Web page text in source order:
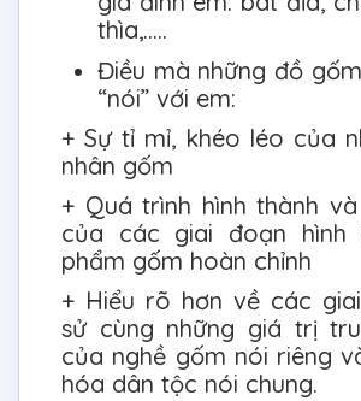
thìa,.....
Điều mà những đồ
“nói” với em:
+ Sự tỉ mỉ, khéo léo của
nhân gốm
+ Quá trình hình thành
của các giai đoạn hình
phẩm gốm hoàn chỉnh
+ Hiểu rõ hơn về các
sử cùng những giá trị
của nghề gốm nói riêng
hóa dân tộc nói chung.